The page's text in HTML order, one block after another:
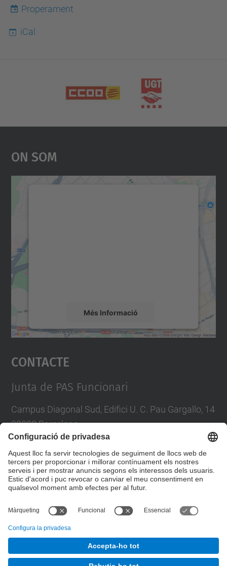
Properament
iCal
On Som
Més Informació
Accepta
powered by
Contacte
Junta de PAS Funcionari
Campus Diagonal Sud, Edifici U. C. Pau Gargallo, 14
08028 Barcelona
E-mail :junta.pasf@upc.edu
Formulari de contacte
Junta PAS Funcionari